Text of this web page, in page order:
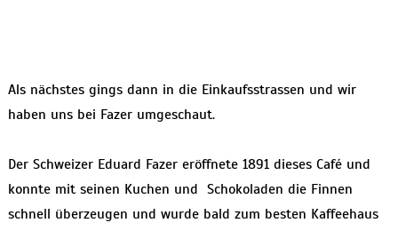
Als nächstes gings dann in die Einkaufsstrassen und wir
haben uns bei Fazer umgeschaut.
Der Schweizer Eduard Fazer eröffnete 1891 dieses Café und
konnte mit seinen Kuchen und Schokoladen die Finnen
schnell überzeugen und wurde bald zum besten Kaffeehaus